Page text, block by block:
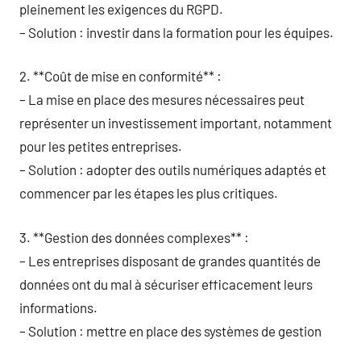
pleinement les exigences du RGPD.
– Solution : investir dans la formation pour les équipes.
2. **Coût de mise en conformité** :
– La mise en place des mesures nécessaires peut
représenter un investissement important, notamment
pour les petites entreprises.
– Solution : adopter des outils numériques adaptés et
commencer par les étapes les plus critiques.
3. **Gestion des données complexes** :
– Les entreprises disposant de grandes quantités de
données ont du mal à sécuriser efficacement leurs
informations.
– Solution : mettre en place des systèmes de gestion